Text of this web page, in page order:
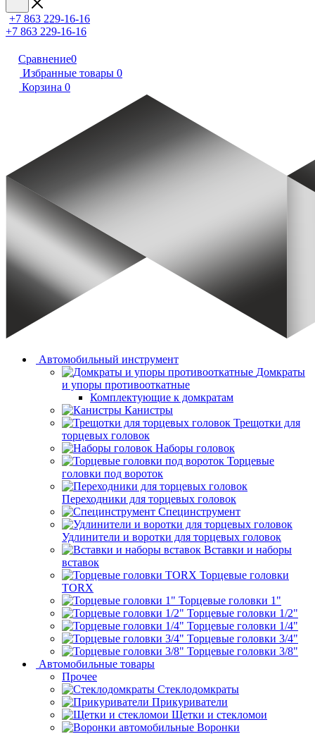
+7 863 229-16-16
+7 863 229-16-16
Сравнение0
Избранные товары 0
Корзина 0
Автомобильный инструмент
Домкраты
и упоры противооткатные
Комплектующие к домкратам
Канистры
Трещотки для
торцевых головок
Наборы головок
Торцевые
головки под вороток
Переходники для торцевых головок
Специнструмент
Удлинители и воротки для торцевых головок
Вставки и наборы
вставок
Торцевые головки
TORX
Торцевые головки 1"
Торцевые головки 1/2"
Торцевые головки 1/4"
Торцевые головки 3/4"
Торцевые головки 3/8"
Автомобильные товары
Прочее
Стеклодомкраты
Прикуриватели
Щетки и стекломои
Воронки